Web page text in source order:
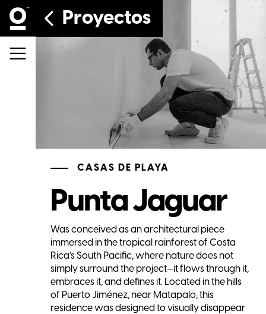
Proyectos
CASAS DE PLAYA
Punta Jaguar
Was conceived as an architectural piece
immersed in the tropical rainforest of Costa
Rica’s South Pacific, where nature does not
simply surround the project—it flows through it,
embraces it, and defines it. Located in the hills
of Puerto Jiménez, near Matapalo, this
residence was designed to visually disappear